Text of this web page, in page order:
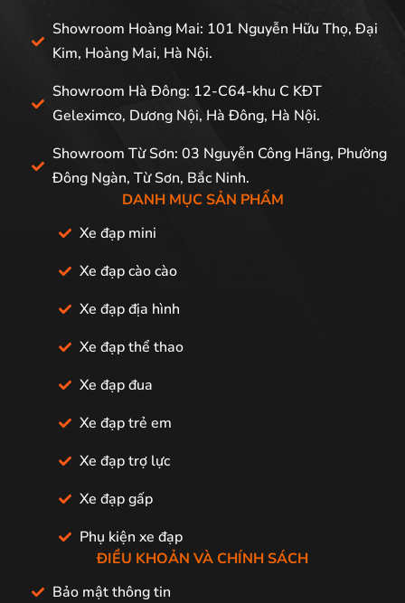
Showroom Hoàng Mai: 101 Nguyễn Hữu Thọ, Đại
Kim, Hoàng Mai, Hà Nội.
Showroom Hà Đông: 12-C64-khu C KĐT
Geleximco, Dương Nội, Hà Đông, Hà Nội.
Showroom Từ Sơn: 03 Nguyễn Công Hãng, Phường
Đông Ngàn, Từ Sơn, Bắc Ninh.
DANH MỤC SẢN PHẨM
Xe đạp mini
Xe đạp cào cào
Xe đạp địa hình
Xe đạp thể thao
Xe đạp đua
Xe đạp trẻ em
Xe đạp trợ lực
Xe đạp gấp
Phụ kiện xe đạp
ĐIỀU KHOẢN VÀ CHÍNH SÁCH
Bảo mật thông tin